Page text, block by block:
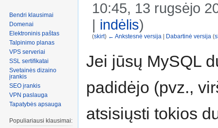
10:45, 13 rugsėjo
| indėlis)
(skirt) ← Ankstesnė versija Dabartinė versija (
Jei jūsų MySQL
padidėjo (pvz.,
atsisiųsti tokios
Bendri klausimai
Domenai
Elektroninis paštas
Talpinimo planas
VPS serveriai
SSL sertifikatai
Svetainės dizaino
įrankis
SEO įrankis
VPN paslauga
Tapatybės apsauga
Populiariausi klausimai: